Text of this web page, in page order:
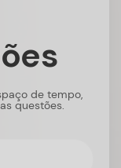
de tempo,
questões.